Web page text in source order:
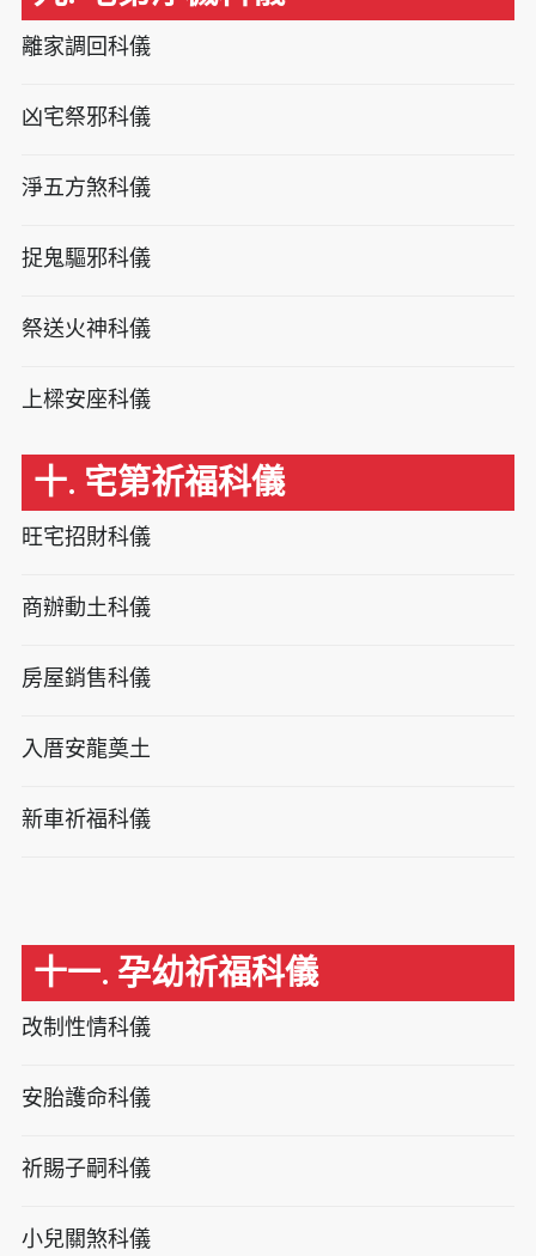
離家調回科儀
凶宅祭邪科儀
淨五方煞科儀
捉鬼驅邪科儀
祭送火神科儀
上樑安座科儀
十. 宅第祈福科儀
旺宅招財科儀
商辦動土科儀
房屋銷售科儀
入厝安龍奠土
新車祈福科儀
十一. 孕幼祈福科儀
改制性情科儀
安胎護命科儀
祈賜子嗣科儀
小兒關煞科儀